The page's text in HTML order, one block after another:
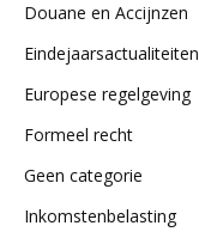
Douane en Accijnzen
Eindejaarsactualiteiten
Europese regelgeving
Formeel recht
Geen categorie
Inkomstenbelasting